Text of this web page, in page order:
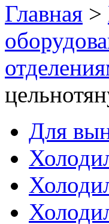
Главная >
Для